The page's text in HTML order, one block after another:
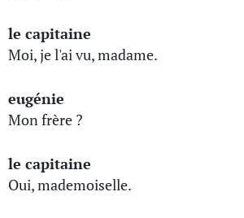
le capitaine
Moi, je l'ai vu, madame.
eugénie
Mon frère ?
le capitaine
Oui, mademoiselle.